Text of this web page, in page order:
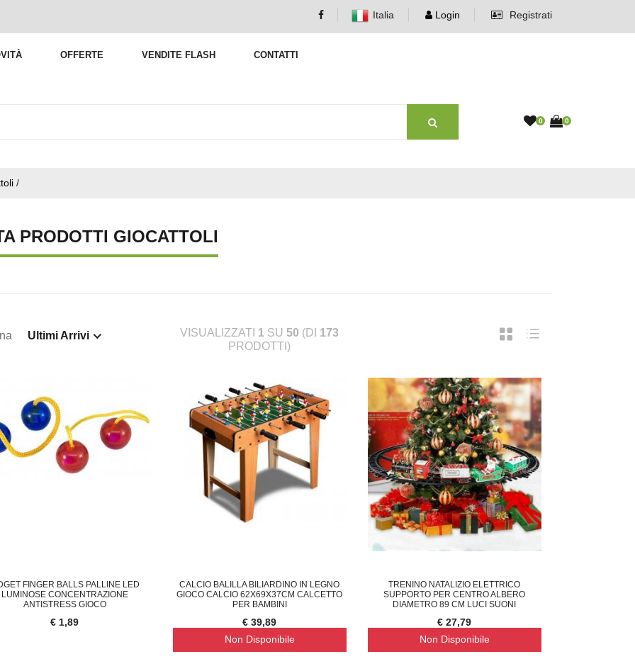
Italia Login Registrati
OFFERTE VENDITE FLASH CONTATTI
0 0
/
COPPIA DEFLETTORE ARIA CONDIZIONATO FORNELLO A GAS DA CAMPEGGIO PORTATI CAMPANELLO WIRELESS
PRODOTTI GIOCATTOLI
Ultimi Arrivi VISUALIZZATI 1 SU50 (DI 173
PRODOTTI)
FINGER BALLS PALLINE LED
LUMINOSE CONCENTRAZIONE
ANTISTRESS GIOCO
€ 1,89
CALCIO BALILLA BILIARDINO IN LEGNO
GIOCO CALCIO 62X69X37CM CALCETTO
PER BAMBINI
€ 39,89
Non Disponibile
TRENINO NATALIZIO ELETTRICO
SUPPORTO PER CENTRO ALBERO
DIAMETRO 89 CM LUCI SUONI
€ 27,79
Non Disponibile